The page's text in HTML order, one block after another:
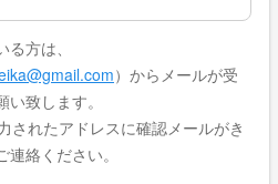
方は、
）からメールが受
致します。
されたアドレスに確認メールがき
絡ください。